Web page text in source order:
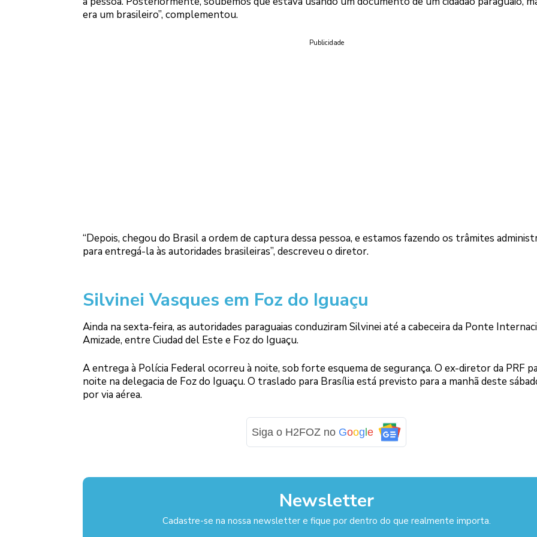
era um brasileiro”, complementou.
Publicidade
“Depois, chegou do Brasil a ordem de captura dessa pessoa, e estamos fazendo os trâmites
para entregá-la às autoridades brasileiras”, descreveu o diretor.
Silvinei Vasques em Foz do Iguaçu
Ainda na sexta-feira, as autoridades paraguaias conduziram Silvinei até a cabeceira da Ponte
Amizade, entre Ciudad del Este e Foz do Iguaçu.
A entrega à Polícia Federal ocorreu à noite, sob forte esquema de segurança. O ex-diretor da PRF
noite na delegacia de Foz do Iguaçu. O traslado para Brasília está previsto para a manhã deste
por via aérea.
Siga o H2FOZ no Google
Newsletter
Cadastre-se na nossa newsletter e fique por dentro do que realmente importa.